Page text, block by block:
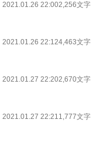
2021.01.26 22:002,256文字
2021.01.26 22:124,463文字
2021.01.27 22:202,670文字
2021.01.27 22:211,777文字